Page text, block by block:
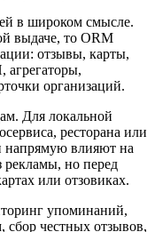
в широком смысле.
выдаче, то ORM
отзывы, карты,
организаций.
Для локальной
ресторана или
напрямую влияют на
рекламы, но перед
или отзовиках.
упоминаний,
сбор честных отзывов,